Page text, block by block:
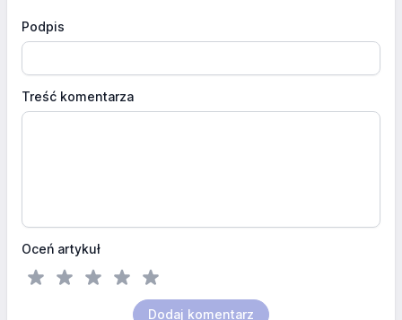
Podpis
Treść komentarza
Oceń artykuł
Dodaj komentarz